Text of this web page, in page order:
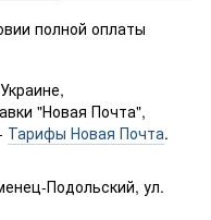
полной оплаты
"Новая Почта",
Тарифы Новая Почта.
Подольский, ул.